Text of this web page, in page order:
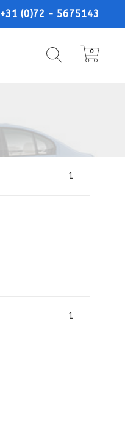
+31 (0)72 - 5675143
0
1
1